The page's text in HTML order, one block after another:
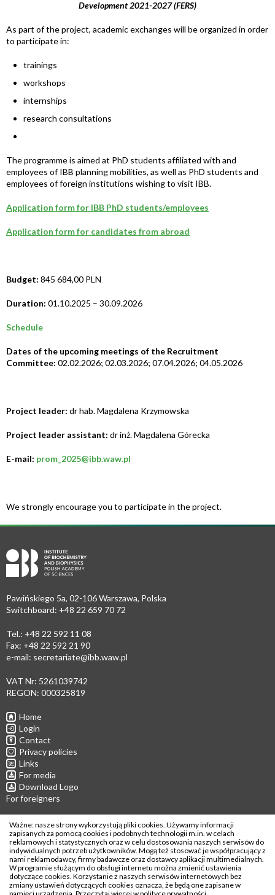
Development 2021-2027 (FERS)
As part of the project, academic exchanges will be organized in order
to participate in:
trainings
workshops
internships
research consultations
The programme is aimed at PhD students affiliated with and
employees of IBB planning mobilities, as well as PhD students and
employees of foreign institutions wishing to visit IBB.
Application form for IBB PhD students/employees
Application form for candidates from abroad
Budget: 845 684,00 PLN
Duration: 01.10.2025 – 30.09.2026
Schedule
Dates of the upcoming meetings of the Recruitment
Committee: 02.02.2026; 02.03.2026; 07.04.2026; 04.05.2026
Project leader: dr hab. Magdalena Krzymowska
Project leader assistant: dr inż. Magdalena Górecka
E-mail: prom_2025@ibb.waw.pl
We strongly encourage you to participate in the project.
Pawińskiego 5a, 02-106 Warszawa, Polska
Switchboard: +48 22 659 70 72
Tel.: +48 22 592 11 08
Fax: +48 22 592 21 90
e-mail: secretariate@ibb.waw.pl
VAT Nr: 5261039742
REGON: 000325819
Home
Login
Contact
Privacy policies
Links
For media
Download Logo
For foreigners
Follow us
Copyright © 2026
Institute of Biochemistry and Biophysics
Ważne: nasze strony wykorzystują pliki cookies. Używamy informacji
zapisanych za pomocą cookies i podobnych technologii m.in. w celach
reklamowych i statystycznych oraz w celu dostosowania naszych serwisów do
indywidualnych potrzeb użytkowników. Mogą też stosować je współpracujący z
nami reklamodawcy, firmy badawcze oraz dostawcy aplikacji multimedialnych.
W programie służącym do obsługi internetu można zmienić ustawienia
dotyczące cookies. Korzystanie z naszych serwisów internetowych bez
zmiany ustawień dotyczących cookies oznacza, że będą one zapisane w